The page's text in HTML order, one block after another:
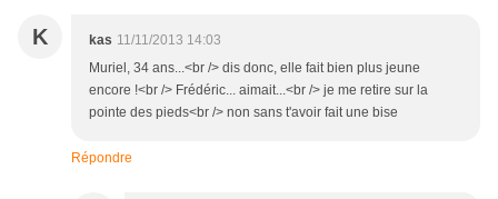
K kas 11/11/2013 14:03
Muriel, 34 ans...<br /> dis donc, elle fait bien plus jeune
encore !<br /> Frédéric... aimait...<br /> je me retire sur la
pointe des pieds<br /> non sans t'avoir fait une bise
Répondre